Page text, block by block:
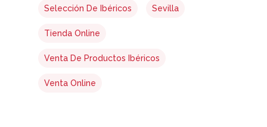
Selección De Ibéricos Sevilla
Tienda Online
Venta De Productos Ibéricos
Venta Online